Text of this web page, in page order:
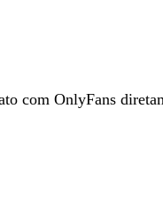
com OnlyFans